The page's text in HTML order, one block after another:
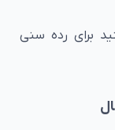
برای رده سنی